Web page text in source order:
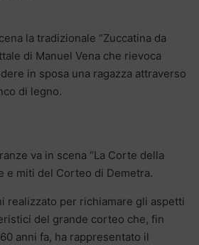
la tradizionale “Zuccatina da
di Manuel Vena che rievoca
in sposa una ragazza attraverso
di legno.
va in scena “La Corte della
e miti del Corteo di Demetra.
realizzato per richiamare gli aspetti
del grande corteo che, fin
anni fa, ha rappresentato il